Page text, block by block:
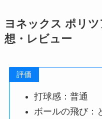
ヨネックス ポリ
想・レビュー
評価
打球感：普通
ボールの飛び：